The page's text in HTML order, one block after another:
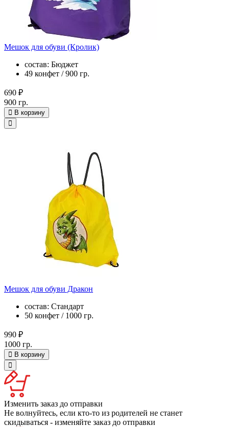
Мешок для обуви (Кролик)
состав: Бюджет
49 конфет / 900 гр.
690 ₽
900 гр.
В корзину
Мешок для обуви Дракон
состав: Стандарт
50 конфет / 1000 гр.
990 ₽
1000 гр.
В корзину
Изменить заказ до отправки
Не волнуйтесь, если кто-то из родителей не станет
скидываться - изменяйте заказ до отправки